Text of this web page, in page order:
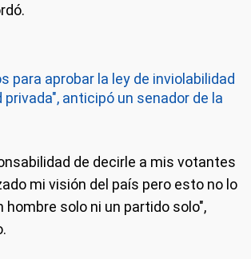
para aprobar la ley de inviolabilidad
privada", anticipó un senador de la
de decirle a mis votantes
mi visión del país pero esto no lo
hombre solo ni un partido solo",